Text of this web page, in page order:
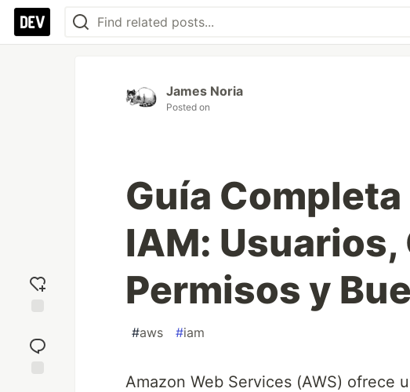
reaction
James Noria
Posted on
Guía
IAM: Usuarios,
Permisos y
#aws #iam
Amazon Web Services (AWS) ofrece